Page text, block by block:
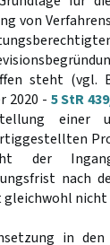
von
steht (vgl.
2020 - 5 StR
einer
der
nach
nicht
in